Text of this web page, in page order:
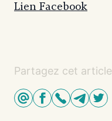
Lien Facebook
Partagez cet article